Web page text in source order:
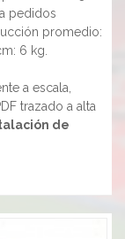
pedidos
promedio:
6 kg.
a escala,
trazado a alta
de